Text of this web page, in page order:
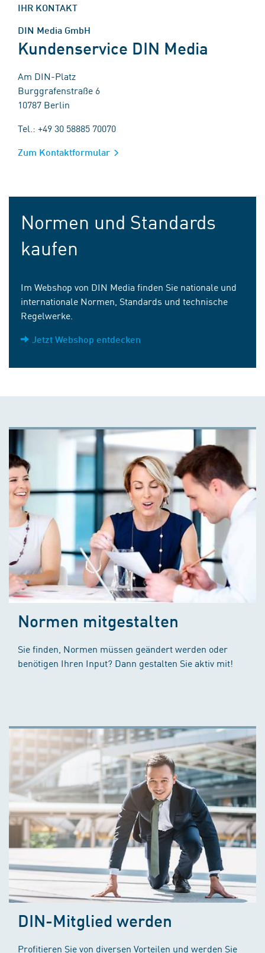
IHR KONTAKT
DIN Media GmbH
Kundenservice DIN Media
Am DIN-Platz
Burggrafenstraße 6
10787 Berlin
Tel.: +49 30 58885 70070
Zum Kontaktformular
Normen und Standards
kaufen
Im Webshop von DIN Media finden Sie nationale und
internationale Normen, Standards und technische
Regelwerke.
Jetzt Webshop entdecken
Normen mitgestalten
Sie finden, Normen müssen geändert werden oder
benötigen Ihren Input? Dann gestalten Sie aktiv mit!
DIN-Mitglied werden
Profitieren Sie von diversen Vorteilen und werden Sie